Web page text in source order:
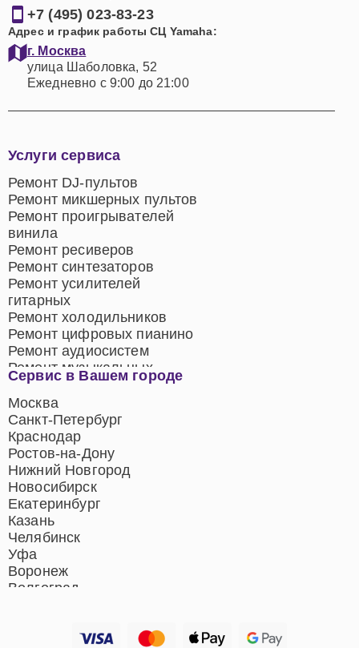
+7 (495) 023-83-23
Адрес и график работы СЦ Yamaha:
г. Москва
улица Шаболовка, 52
Ежедневно с 9:00 до 21:00
Сервис в Вашем городе
Москва
Санкт-Петербург
Краснодар
Ростов-на-Дону
Нижний Новгород
Новосибирск
Екатеринбург
Казань
Челябинск
Уфа
Воронеж
Волгоград
Услуги сервиса
Ремонт DJ-пультов
Ремонт микшерных пультов
Ремонт проигрывателей
винила
Ремонт ресиверов
Ремонт синтезаторов
Ремонт усилителей
гитарных
Ремонт холодильников
Ремонт цифровых пианино
Ремонт аудиосистем
Ремонт музыкальных
центров
Ремонт домашних
кинотеатров
Ремонт микрофонов
Ремонт акустических
систем